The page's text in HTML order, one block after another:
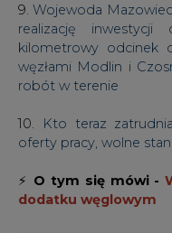
9.Wojewoda
realizację
kilometrowy odcinek
węzłami Modlin i
robót w terenie
10.
Kto teraz
oferty pracy, wolne
⚡ O tym się mówi -
dodatku węglowym